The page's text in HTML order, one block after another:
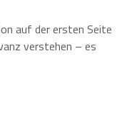
auf der ersten Seite
verstehen – es